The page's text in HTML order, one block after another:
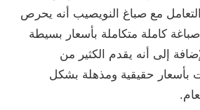
مع صباغ النويصيب أنه يحرص
كاملة متكاملة بأسعار بسيطة
إلى أنه يقدم الكثير من
بأسعار حقيقية ومذهلة بشكل